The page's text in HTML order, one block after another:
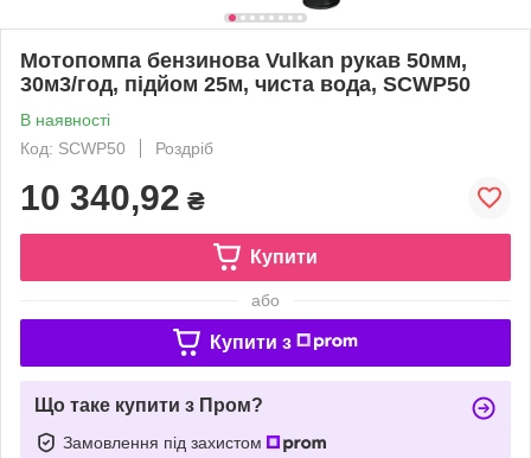
Мотопомпа бензинова Vulkan рукав 50мм,
30м3/год, підйом 25м, чиста вода, SCWP50
В наявності
Код: SCWP50
Роздріб
10 340,92 ₴
Купити
або
Купити з
Що таке купити з Пром?
Замовлення під захистом